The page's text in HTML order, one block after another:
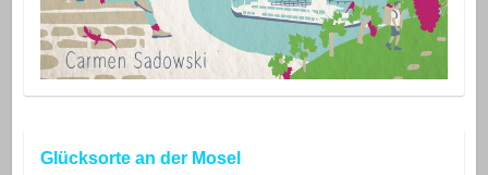
Glücksorte an der Mosel